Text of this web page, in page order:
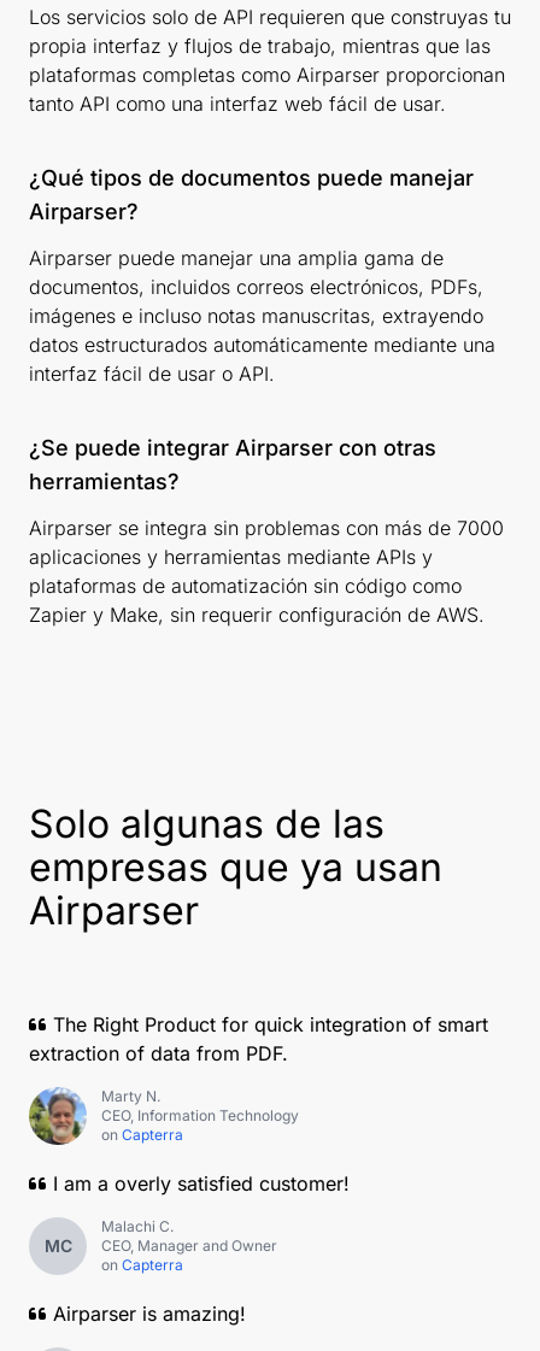
Los servicios solo de API requieren que construyas tu
propia interfaz y flujos de trabajo, mientras que las
plataformas completas como Airparser proporcionan
tanto API como una interfaz web fácil de usar.
¿Qué tipos de documentos puede manejar
Airparser?
Airparser puede manejar una amplia gama de
documentos, incluidos correos electrónicos, PDFs,
imágenes e incluso notas manuscritas, extrayendo
datos estructurados automáticamente mediante una
interfaz fácil de usar o API.
¿Se puede integrar Airparser con otras
herramientas?
Airparser se integra sin problemas con más de 7000
aplicaciones y herramientas mediante APIs y
plataformas de automatización sin código como
Zapier y Make, sin requerir configuración de AWS.
Solo algunas de las
empresas que ya usan
Airparser
The Right Product for quick integration of smart
extraction of data from PDF.
Marty N.
CEO, Information Technology
on Capterra
I am a overly satisfied customer!
MC
Malachi C.
CEO, Manager and Owner
on Capterra
Airparser is amazing!